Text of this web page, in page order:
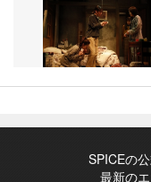
SPICEの
最新の